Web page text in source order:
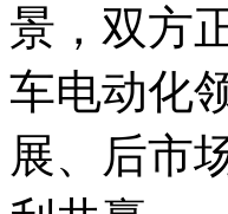
景，双方
车电动化
展、后市